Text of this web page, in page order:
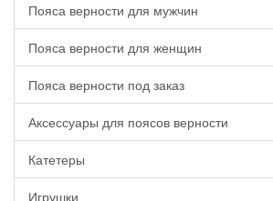
Пояса верности для мужчин
Пояса верности для женщин
Пояса верности под заказ
Аксессуары для поясов верности
Катетеры
Игрушки